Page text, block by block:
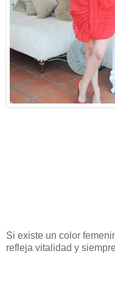
Si existe un color
refleja vitalidad y